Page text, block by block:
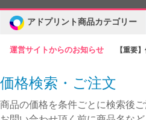
運営サイトからのお知らせ 【重要
アドプリント商品カテゴリー
価格検索・ご注文
商品の価格を条件ごとに検索後ご